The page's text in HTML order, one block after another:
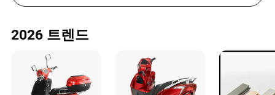
Caleb Alvarez
작가
2026 트렌드